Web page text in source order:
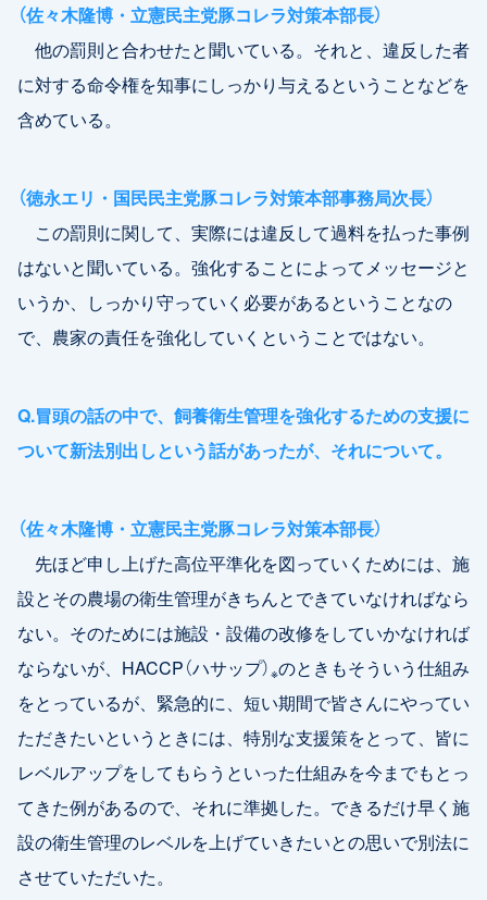
（佐々木隆博・立憲民主党豚コレラ対策本部長）
他の罰則と合わせたと聞いている。それと、違反した者
に対する命令権を知事にしっかり与えるということなどを
含めている。
（徳永エリ・国民民主党豚コレラ対策本部事務局次長）
この罰則に関して、実際には違反して過料を払った事例
はないと聞いている。強化することによってメッセージと
いうか、しっかり守っていく必要があるということなの
で、農家の責任を強化していくということではない。
Q.冒頭の話の中で、飼養衛生管理を強化するための支援に
ついて新法別出しという話があったが、それについて。
（佐々木隆博・立憲民主党豚コレラ対策本部長）
先ほど申し上げた高位平準化を図っていくためには、施
設とその農場の衛生管理がきちんとできていなければなら
ない。そのためには施設・設備の改修をしていかなければ
ならないが、HACCP（ハサップ）※のときもそういう仕組み
をとっているが、緊急的に、短い期間で皆さんにやってい
ただきたいというときには、特別な支援策をとって、皆に
レベルアップをしてもらうといった仕組みを今までもとっ
てきた例があるので、それに準拠した。できるだけ早く施
設の衛生管理のレベルを上げていきたいとの思いで別法に
させていただいた。